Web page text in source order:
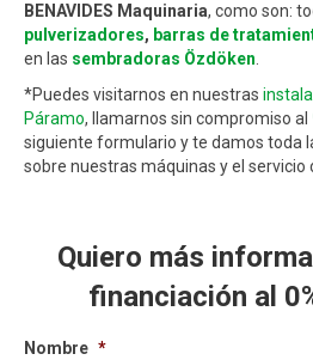
BENAVIDES Maquinaria, como son:
pulverizadores, barras de
en las sembradoras Özdöken
*Puedes visitarnos en nuestras
Páramo, llamarnos sin compromiso al
siguiente formulario y te damos toda
sobre nuestras máquinas y el servicio
Quiero más
financiación al
Nombre *